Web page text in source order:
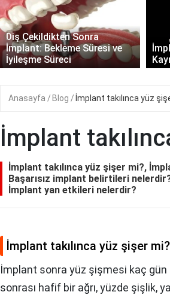
Diş Çekildikten Sonra
İmplant: Bekleme Süresi ve
İyileşme Süreci
‹
Anasayfa Blog İmplant takılınca yüz
İmplant
İmplant takılınca yüz şişer mi?,
Başarısız implant belirtileri
İmplant yan etkileri nelerdir?
İmplant takılınca yüz şişer mi?
İmplant sonra yüz şişmesi kaç
sonrası hafif bir ağrı, yüzde şişlik,